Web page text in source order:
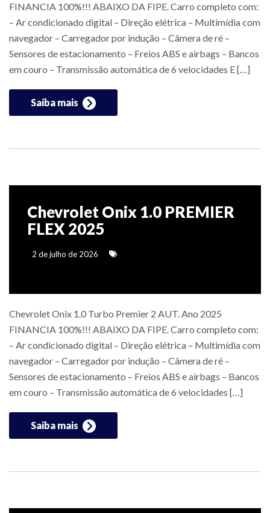
FINANCIA 100%!!! ABAIXO DA FIPE. Carro completo com:
– Ar condicionado digital – Direção elétrica – Multimídia com
navegador – Carregador por indução – Câmera de ré –
Sensores de estacionamento – Freios ABS e airbags – Bancos
em couro – Transmissão automática de 6 velocidades E […]
Saiba mais
Chevrolet Onix 1.0 PREMIER
FLEX 2025
2 de julho de 2026
Chevrolet Onix 1.0 Turbo Premier 2 AUT. Ano 2025
FINANCIA 100%!!! ABAIXO DA FIPE. Carro completo com:
– Ar condicionado digital – Direção elétrica – Multimídia com
navegador – Carregador por indução – Câmera de ré –
Sensores de estacionamento – Freios ABS e airbags – Bancos
em couro – Transmissão automática de 6 velocidades […]
Saiba mais